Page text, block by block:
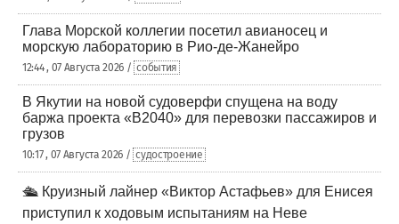
Глава Морской коллегии посетил авианосец и
морскую лабораторию в Рио-де-Жанейро
12:44 , 07 Августа 2026 / события
В Якутии на новой судоверфи спущена на воду
баржа проекта «В2040» для перевозки пассажиров и
грузов
10:17 , 07 Августа 2026 / судостроение
🛳️ Круизный лайнер «Виктор Астафьев» для Енисея
приступил к ходовым испытаниям на Неве